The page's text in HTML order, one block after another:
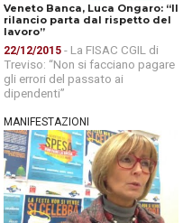
Veneto Banca, Luca Ongaro: “Il
rilancio parta dal rispetto del
lavoro”
22/12/2015 - La FISAC CGIL di
Treviso: “Non si facciano pagare
gli errori del passato ai
dipendenti”
MANIFESTAZIONI